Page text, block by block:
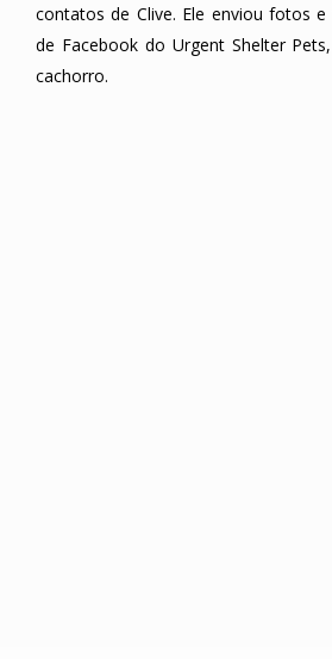
contatos de Clive. Ele enviou fotos
de Facebook do Urgent Shelter
cachorro.